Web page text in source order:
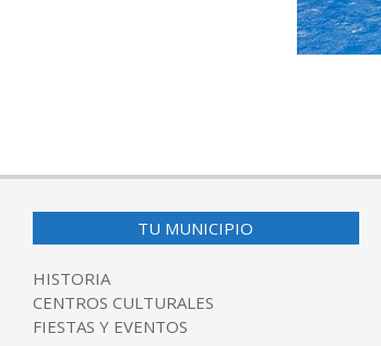
08-
TU MUNICIPIO
HISTORIA
CENTROS CULTURALES
FIESTAS Y EVENTOS